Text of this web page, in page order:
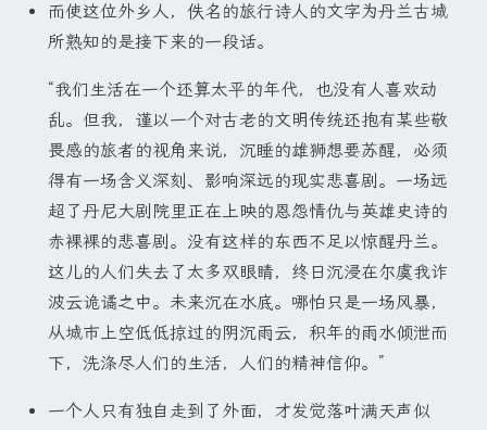
而使这位外乡人，佚名的旅行诗人的文字为丹兰古城
所熟知的是接下来的一段话。
“我们生活在一个还算太平的年代，也没有人喜欢动
乱。但我，谨以一个对古老的文明传统还抱有某些敬
畏感的旅者的视角来说，沉睡的雄狮想要苏醒，必须
得有一场含义深刻、影响深远的现实悲喜剧。一场远
超了丹尼大剧院里正在上映的恩怨情仇与英雄史诗的
赤裸裸的悲喜剧。没有这样的东西不足以惊醒丹兰。
这儿的人们失去了太多双眼睛，终日沉浸在尔虞我诈
波云诡谲之中。未来沉在水底。哪怕只是一场风暴，
从城市上空低低掠过的阴沉雨云，积年的雨水倾泄而
下，洗涤尽人们的生活，人们的精神信仰。”
一个人只有独自走到了外面，才发觉落叶满天声似